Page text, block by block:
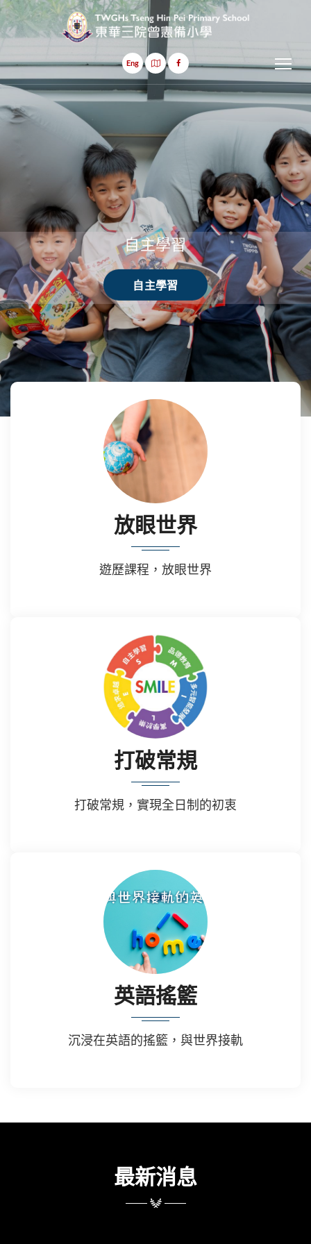
Eng
自主學習
自主學習
放眼世界
遊歷課程，放眼世界
打破常規
打破常規，實現全日制的初衷
英語搖籃
沉浸在英語的搖籃，與世界接軌
最新消息